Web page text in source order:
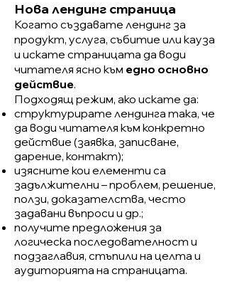
Нова лендинг страница
Когато създавате лендинг за
продукт, услуга, събитие или кауза
и искате страницата да води
читателя ясно към едно основно
действие.
Подходящ режим, ако искате да:
структурирате лендинга така, че
да води читателя към конкретно
действие (заявка, записване,
дарение, контакт);
изясните кои елементи са
задължителни – проблем, решение,
ползи, доказателства, често
задавани въпроси и др.;
получите предложения за
логическа последователност и
подзаглавия, стъпили на целта и
аудиторията на страницата.